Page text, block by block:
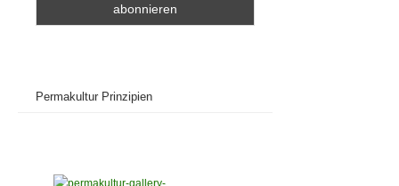
Permakultur Prinzipien